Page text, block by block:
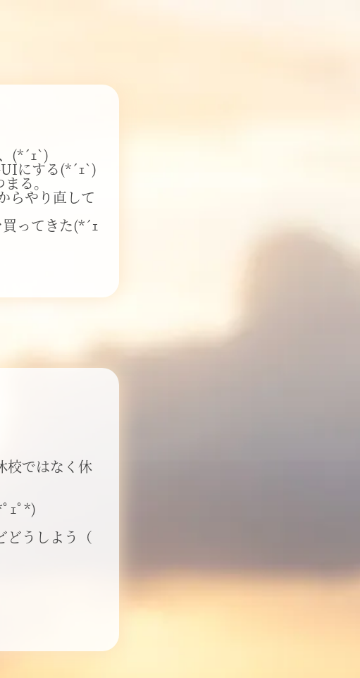
(*´ｪ`)
にする(*´ｪ`)
る。
らやり直して
ってきた(*´ｪ
校ではなく休
ｪﾟ*)
うしよう（